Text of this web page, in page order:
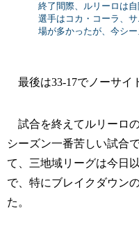
終了間際、ルリーロは
選手はコカ・コーラ、
場が多かったが、今シ
最後は33-17でノーサイ
試合を終えてルリーロ
シーズン一番苦しい試合
て、三地域リーグは今日
で、特にブレイクダウン
た。